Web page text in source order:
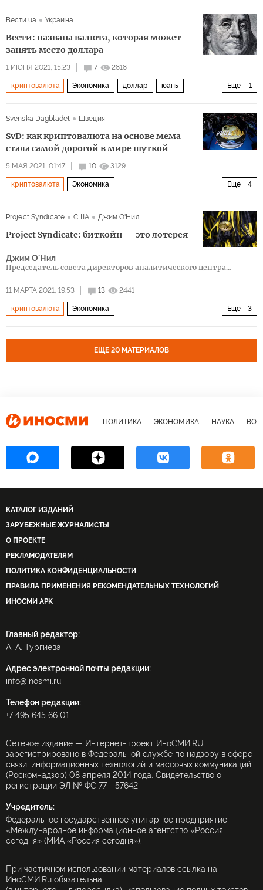
Вести.ua Украина
Вести: названа валюта, которая может
занять место доллара
1 ИЮНЯ 2021, 15:23 7 2818
Еще 1
криптовалюта Экономика доллар юань
Svenska Dagbladet
Швеция
SvD: как криптовалюта на основе мема
стала самой дорогой в мире шуткой
5 МАЯ 2021, 01:47 10 3129
Еще 4
криптовалюта Экономика
Project Syndicate США Джим О'Нил
Project Syndicate: биткойн — это лотерея
Джим О'Нил
Председатель совета директоров аналитического центра
11 МАРТА 2021, 19:53 13 2441
Еще 3
криптовалюта Экономика
ЕЩЕ 20 МАТЕРИАЛОВ
ПОЛИТИКА ЭКОНОМИКА НАУКА
КАТАЛОГ ИЗДАНИЙ
ЗАРУБЕЖНЫЕ ЖУРНАЛИСТЫ
О ПРОЕКТЕ
РЕКЛАМОДАТЕЛЯМ
ПОЛИТИКА КОНФИДЕНЦИАЛЬНОСТИ
ПРАВИЛА ПРИМЕНЕНИЯ РЕКОМЕНДАТЕЛЬНЫХ ТЕХНОЛОГИЙ
ИНОСМИ APK
Главный редактор:
А. А. Тургиева
Адрес электронной почты редакции:
info@inosmi.ru
Телефон редакции:
+7 495 645 66 01
Сетевое издание — Интернет-проект ИноСМИ.RU
зарегистрировано в Федеральной службе по надзору в сфере
связи, информационных технологий и массовых коммуникаций
(Роскомнадзор) 08 апреля 2014 года. Свидетельство о
регистрации ЭЛ № ФС 77 - 57642
Учредитель:
Федеральное государственное унитарное предприятие
«Международное информационное агентство «Россия
сегодня» (МИА «Россия сегодня»).
При частичном использовании материалов ссылка на
ИноСМИ.Ru обязательна